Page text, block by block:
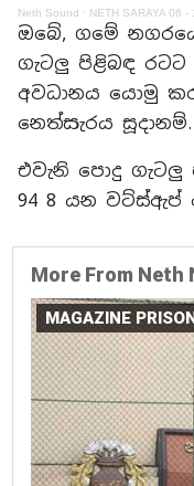
Neth Sound · NETH SARAYA 06 -
ඔබේ, ගමේ
ගැටලු පිළිබඳ
අවධානය යොමු
නෙත්සැරය සූදානම්.
එවැනි පොදු ගැටලු
94 8 යන
More From Neth
MAGAZINE